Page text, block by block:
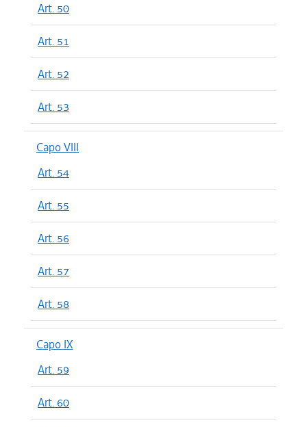
Art. 50
Art. 51
Art. 52
Art. 53
Capo VIII
Art. 54
Art. 55
Art. 56
Art. 57
Art. 58
Capo IX
Art. 59
Art. 60